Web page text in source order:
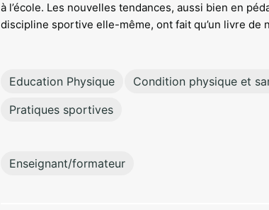
à l’école. Les nouvelles tendances, aussi bien en
discipline sportive elle-même, ont fait qu’un livre de
Education Physique
Condition physique et
Pratiques sportives
Enseignant/formateur